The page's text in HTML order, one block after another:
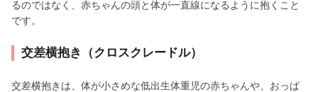
るのではなく、赤ちゃんの頭と体が一直線になるように抱くこと
です。
交差横抱き（クロスクレードル）
交差横抱きは、体が小さめな低出生体重児の赤ちゃんや、おっぱ